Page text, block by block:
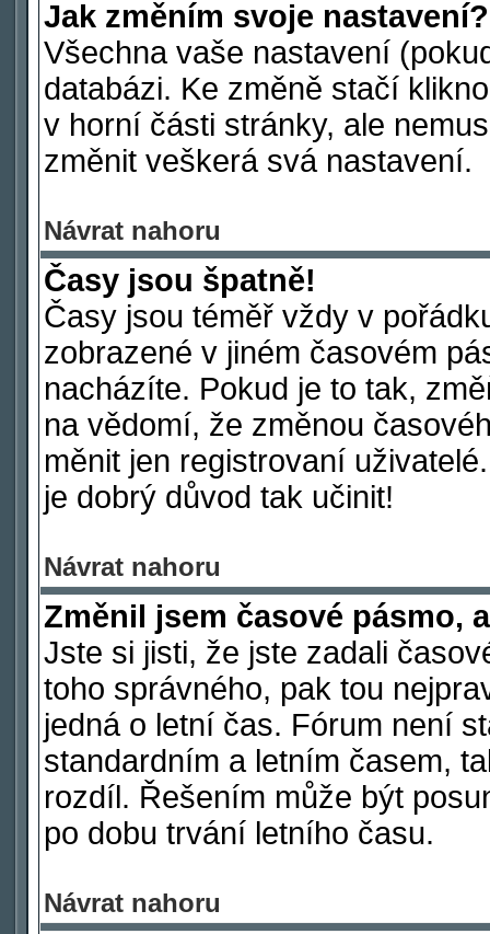
Jak změním svoje nastavení?
Všechna vaše nastavení
databázi. Ke změně stačí
v horní části stránky, ale
změnit veškerá svá nastavení.
Návrat nahoru
Časy jsou špatně!
Časy jsou téměř vždy v
zobrazené v jiném časovém
nacházíte. Pokud je to tak,
na vědomí, že změnou
měnit jen registrovaní
je dobrý důvod tak učinit!
Návrat nahoru
Změnil jsem časové pásmo,
Jste si jisti, že jste zadali
toho správného, pak tou
jedná o letní čas. Fórum není
standardním a letním časem,
rozdíl. Řešením může být
po dobu trvání letního času.
Návrat nahoru